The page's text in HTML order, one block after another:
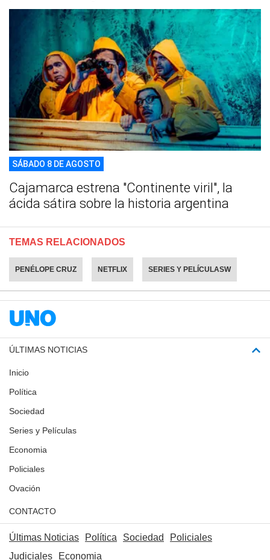
SÁBADO 8 DE AGOSTO
Cajamarca estrena "Continente viril", la
ácida sátira sobre la historia argentina
TEMAS RELACIONADOS
PENÉLOPE CRUZ NETFLIX SERIES Y PELÍCULASW
ÚLTIMAS NOTICIAS
Inicio
Política
Sociedad
Series y Películas
Economia
Policiales
Ovación
CONTACTO
Últimas Noticias Política Sociedad
Policiales
Judiciales
Economia